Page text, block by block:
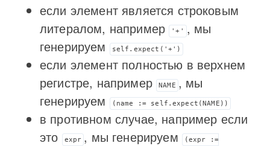
если элемент является строковым
литералом, например '+' , мы
генерируем
self.expect('+')
если элемент полностью в верхнем
регистре, например NAME , мы
генерируем
(name := self.expect(NAME))
в противном случае, например если
это
expr , мы генерируем (expr :=